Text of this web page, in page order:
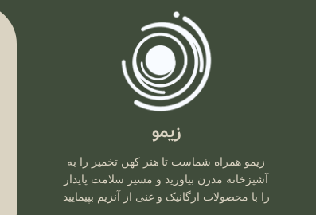
زیمو
زیمو همراه شماست تا هنر کهن تخمیر را به
آشپزخانه مدرن بیاورید و مسیر سلامت پایدار
را با محصولات ارگانیک و غنی از آنزیم بپیمایید